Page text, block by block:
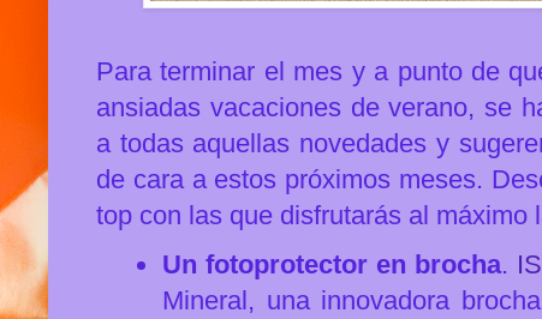
Para terminar el mes y a punto de
ansiadas vacaciones de verano, se
a todas aquellas novedades y
de cara a estos próximos meses.
top con las que disfrutarás al máximo
Un fotoprotector en brocha.
Mineral, una innovadora